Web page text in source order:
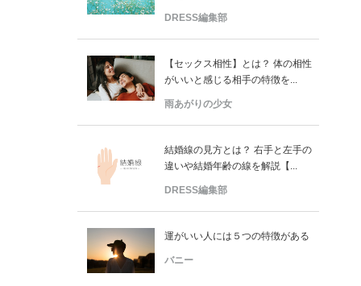
DRESS編集部
【セックス相性】とは？ 体の相性
がいいと感じる相手の特徴を...
雨あがりの少女
結婚線の見方とは？ 右手と左手の
違いや結婚年齢の線を解説【...
DRESS編集部
運がいい人には５つの特徴がある
バニー